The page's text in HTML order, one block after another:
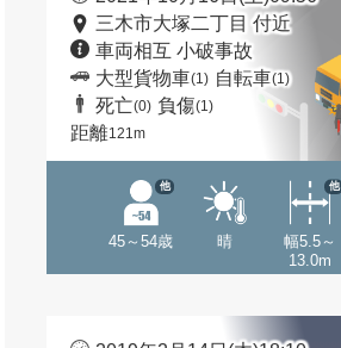
三木市大塚二丁目 付近
車両相互 小破事故
大型貨物車(1) 自転車(1)
死亡(0) 負傷(1)
距離121m
45～54歳
他
晴
幅5.5～
13.0m
他